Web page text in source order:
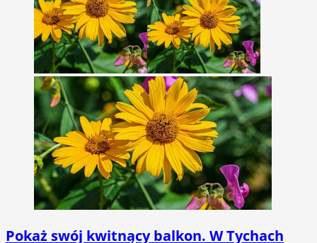
Pokaż swój kwitnący balkon. W Tychach